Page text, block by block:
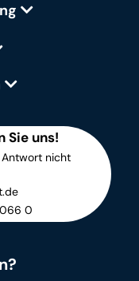
Sie uns!
Antwort nicht
0